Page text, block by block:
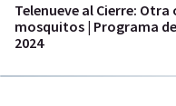
Telenueve al Cierre: Otra
mosquitos | Programa
2024